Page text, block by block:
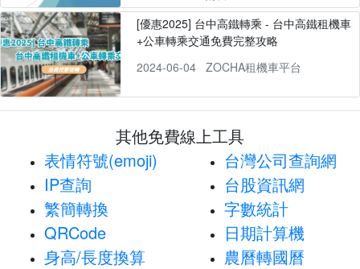
[優惠2025] 台中高鐵轉乘 - 台中高鐵租機車
+公車轉乘交通免費完整攻略
2024-06-04
ZOCHA租機車平台
其他免費線上工具
表情符號(emoji)
IP查詢
繁簡轉換
QRCode
身高/長度換算
台灣公司查詢網
台股資訊網
字數統計
日期計算機
農曆轉國曆